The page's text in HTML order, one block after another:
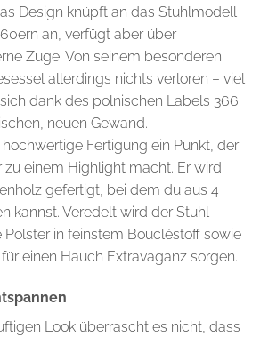
Design knüpft an das Stuhlmodell
an, verfügt aber über
Züge. Von seinem besonderen
allerdings nichts verloren – viel
dank des polnischen Labels 366
neuen Gewand.
Fertigung ein Punkt, der
einem Highlight macht. Er wird
gefertigt, bei dem du aus 4
kannst. Veredelt wird der Stuhl
in feinstem Boucléstoff sowie
einen Hauch Extravaganz sorgen.
Look überrascht es nicht, dass